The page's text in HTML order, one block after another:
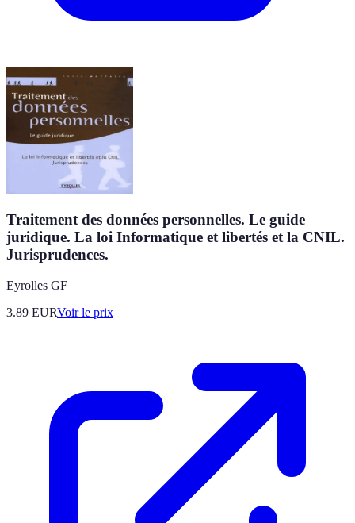
Traitement des données personnelles. Le guide
juridique. La loi Informatique et libertés et la CNIL.
Jurisprudences.
Eyrolles GF
3.89 EURVoir le prix